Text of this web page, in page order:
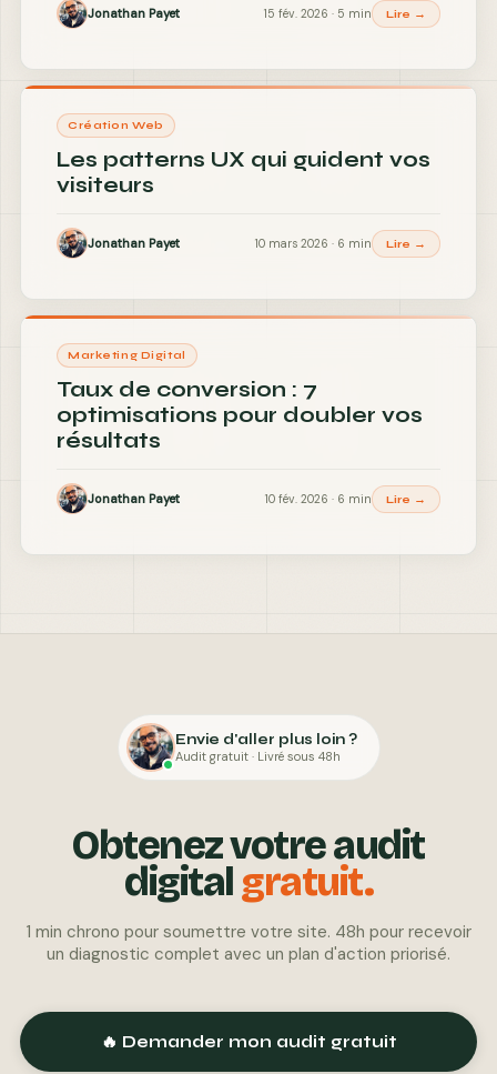
Jonathan Payet 15 fév. 2026 · 5 min Lire →
Création Web
Les patterns UX qui guident vos
visiteurs
Jonathan Payet 10 mars 2026 · 6 min Lire →
Marketing Digital
Taux de conversion : 7
optimisations pour doubler vos
résultats
Jonathan Payet 10 fév. 2026 · 6 min Lire →
Envie d'aller plus loin ?
Audit gratuit · Livré sous 48h
Obtenez votre audit
digitalgratuit.
1 min chrono pour soumettre votre site. 48h pour recevoir
un diagnostic complet avec un plan d'action priorisé.
🔥 Demander mon audit gratuit